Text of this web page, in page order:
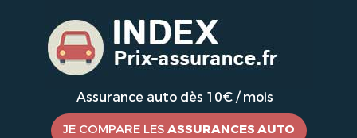
Assurance auto dès 10€ / mois
JE COMPARE LES ASSURANCES AUTO